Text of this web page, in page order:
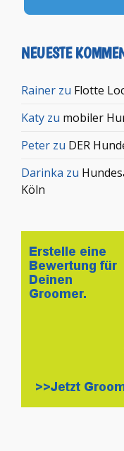
NEUESTE
Rainer zu Flotte
Katy zu mobiler
Peter zu DER
Darinka zu
Köln